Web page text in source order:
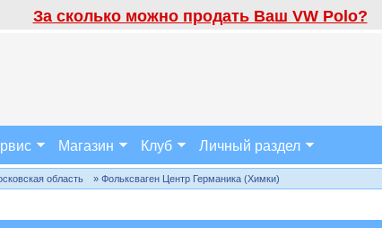
За сколько можно продать Ваш VW Polo?
Магазин Клуб Личный раздел
область » Фольксваген Центр Германика (Химки)